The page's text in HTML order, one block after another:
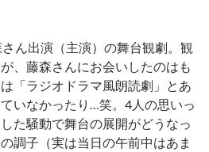
ん出演（主演）の舞台観劇。観
、藤森さんにお会いしたのはも
「ラジオドラマ風朗読劇」とあ
いなかったり…笑。4人の思いっ
た騒動で舞台の展開がどうなっ
調子（実は当日の午前中はあま